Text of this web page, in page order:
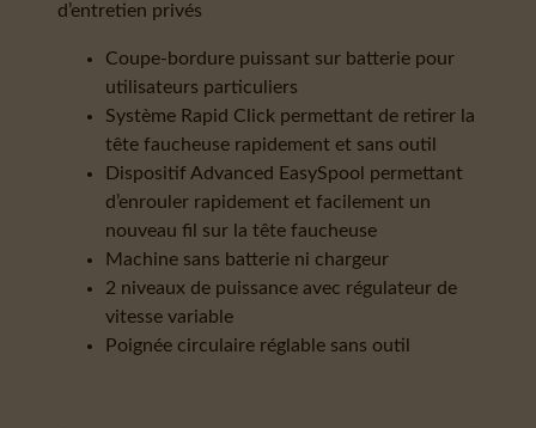
d’entretien privés
Coupe-bordure puissant sur batterie pour
utilisateurs particuliers
Système Rapid Click permettant de retirer la
tête faucheuse rapidement et sans outil
Dispositif Advanced EasySpool permettant
d’enrouler rapidement et facilement un
nouveau fil sur la tête faucheuse
Machine sans batterie ni chargeur
2 niveaux de puissance avec régulateur de
vitesse variable
Poignée circulaire réglable sans outil